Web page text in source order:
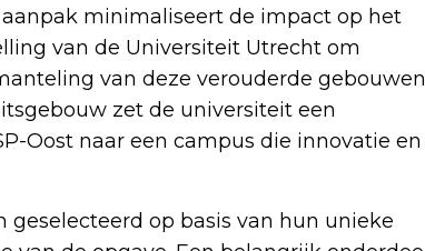
minimaliseert de impact op het
van de Universiteit Utrecht om
van deze verouderde gebouwen
zet de universiteit een
Oost naar een campus die innovatie en
op basis van hun unieke